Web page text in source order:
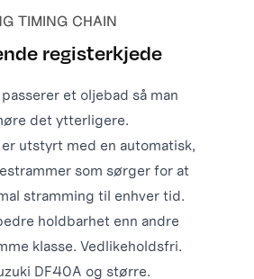
TIMING CHAIN
registerkjede
et oljebad så man
det ytterligere.
utstyrt med en automatisk,
som sørger for at
stramming til enhver tid.
holdbarhet enn andre
klasse. Vedlikeholdsfri.
DF40A og større.